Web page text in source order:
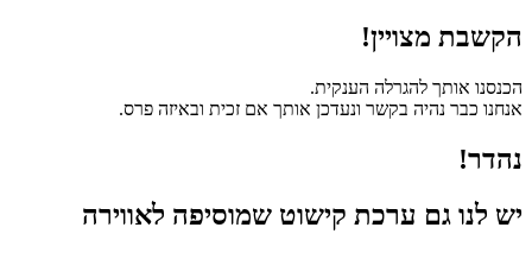
מצויין!
אותך להגרלה הענקית.
כבר נהיה בקשר ונעדכן אותך אם זכית ובאיזה פרס.
לנו גם ערכת קישוט שמוסיפה לאווירה